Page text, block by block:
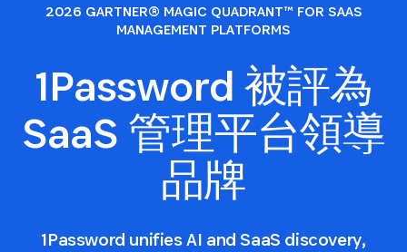
2026 GARTNER® MAGIC QUADRANT™ FOR SAAS
MANAGEMENT PLATFORMS
1Password 被評為
SaaS 管理平台領導
品牌
1Password unifies AI and SaaS discovery,